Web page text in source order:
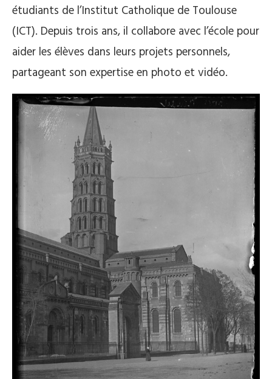
étudiants de l’Institut Catholique de Toulouse
(ICT). Depuis trois ans, il collabore avec l’école pour
aider les élèves dans leurs projets personnels,
partageant son expertise en photo et vidéo.